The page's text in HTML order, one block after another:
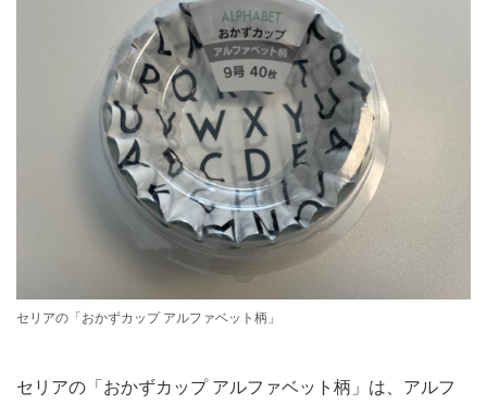
セリアの「おかずカップ アルファベット柄」
セリアの「おかずカップ アルファベット柄」は、アルフ